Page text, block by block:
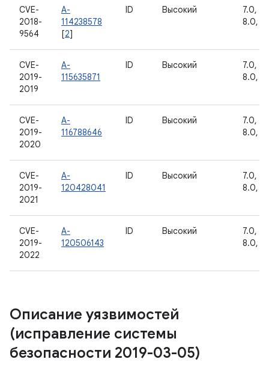
CVE-
2018-
9564
A-
114238578
[2]
ID Высокий
7.0,
8.0,
CVE-
2019-
2019
A-
115635871
ID Высокий
7.0,
8.0,
CVE-
2019-
2020
A-
116788646
ID Высокий
7.0,
8.0,
CVE-
2019-
2021
A-
120428041
ID Высокий
7.0,
8.0,
CVE-
2019-
2022
A-
120506143
ID Высокий
7.0,
8.0,
Описание уязвимостей
(исправление системы
безопасности 2019-03-05)